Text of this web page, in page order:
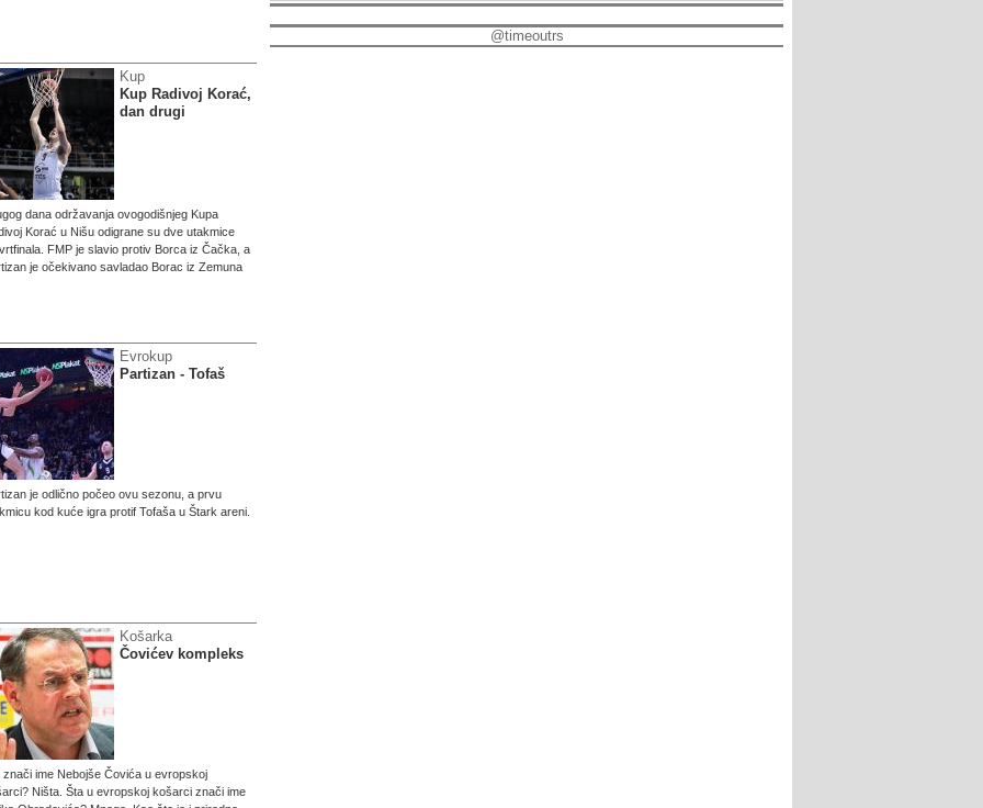
Kup
Kup Radivoj Korać,
dan drugi
dana održavanja ovogodišnjeg Kupa
Korać u Nišu odigrane su dve utakmice
FMP je slavio protiv Borca iz Čačka, a
je očekivano savladao Borac iz Zemuna
Evrokup
Partizan - Tofaš
je odlično počeo ovu sezonu, a prvu
kod kuće igra protif Tofaša u Štark areni.
Košarka
Čovićev kompleks
znači ime Nebojše Čovića u evropskoj
Ništa. Šta u evropskoj košarci znači ime
@timeoutrs